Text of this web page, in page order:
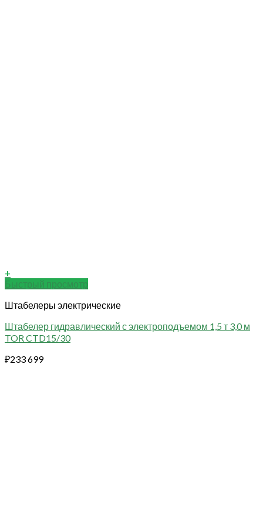
+
Быстрый просмотр
Штабелеры электрические
Штабелер гидравлический с электроподъемом 1,5 т 3,0 м
TOR CTD15/30
₽233 699